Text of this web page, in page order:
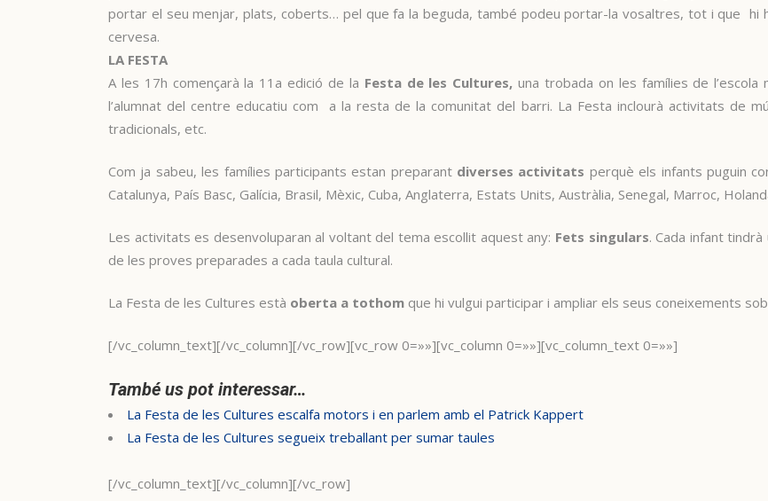
portar el seu menjar, plats, coberts… pel que fa la beguda, també podeu portar-la vosaltres, tot i que hi
cervesa.
LA FESTA
A les 17h començarà la 11a edició de la Festa de les Cultures,una trobada on les famílies de
l’alumnat del centre educatiu com a la resta de la comunitat del barri. La Festa inclourà activitats de
tradicionals, etc.
Com ja sabeu, les famílies participants estan preparant diverses activitats perquè els infants puguin
Catalunya, País Basc, Galícia, Brasil, Mèxic, Cuba, Anglaterra, Estats Units, Austràlia, Senegal, Marroc,
Les activitats es desenvoluparan al voltant del tema escollit aquest any: Fets singulars. Cada infant
de les proves preparades a cada taula cultural.
La Festa de les Cultures està oberta a tothom que hi vulgui participar i ampliar els seus coneixements
[/vc_column_text][/vc_column][/vc_row][vc_row 0=»»][vc_column 0=»»][vc_column_text 0=»»]
També us pot interessar…
La Festa de les Cultures escalfa motors i en parlem amb el Patrick Kappert
La Festa de les Cultures segueix treballant per sumar taules
[/vc_column_text][/vc_column][/vc_row]